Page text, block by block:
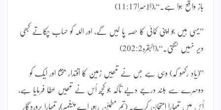
باز واقع ہوا ہے۔“،(الاسرا11:17)
”یہی ہیں جو اپنی کمائی کا حصہ پا لیں گے، اور اللہ کو حساب چکاتے کبھی
دیر نہیں لگتی۔“،(البقرہ202:2)
”(یاد رکھو کہ) وہی ہے جس نے تمھیں زمین کا اقتدار بخشا اور ایک کو
دوسرے سے بلند درجے دیے تاکہ جو کچھ اُس نے تمھیں عطا فرمایا ہے،
اُس میں تمھارا امتحان کرے۔ (تم مطمئن رہو، اے پیغمبر)، تمھارا پروردگار